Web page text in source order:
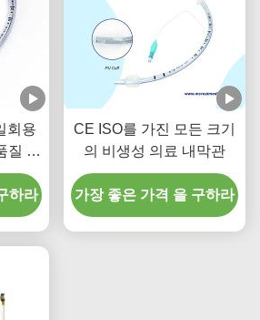
회용
질 보
투
하라
CE ISO를 가진 모든 크기
의 비생성 의료 내막관
가장 좋은 가격 을 구하라